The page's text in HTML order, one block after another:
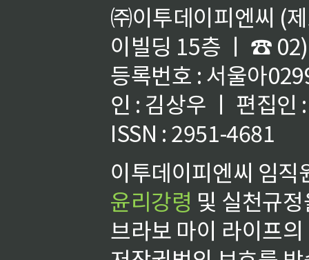
㈜이투데이피엔씨 (
이빌딩 15층 ㅣ ☎
등록번호 : 서울아
인 : 김상우 ㅣ 편집인
ISSN : 2951-4681
이투데이피엔씨 임
윤리강령 및 실천규
브라보 마이 라이프